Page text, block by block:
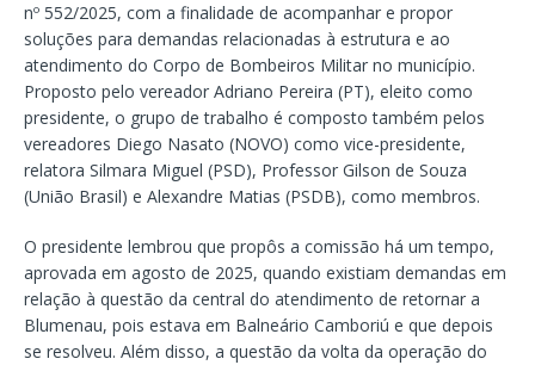
nº 552/2025, com a finalidade de acompanhar e propor
soluções para demandas relacionadas à estrutura e ao
atendimento do Corpo de Bombeiros Militar no município.
Proposto pelo vereador Adriano Pereira (PT), eleito como
presidente, o grupo de trabalho é composto também pelos
vereadores Diego Nasato (NOVO) como vice-presidente,
relatora Silmara Miguel (PSD), Professor Gilson de Souza
(União Brasil) e Alexandre Matias (PSDB), como membros.
O presidente lembrou que propôs a comissão há um tempo,
aprovada em agosto de 2025, quando existiam demandas em
relação à questão da central do atendimento de retornar a
Blumenau, pois estava em Balneário Camboriú e que depois
se resolveu. Além disso, a questão da volta da operação do